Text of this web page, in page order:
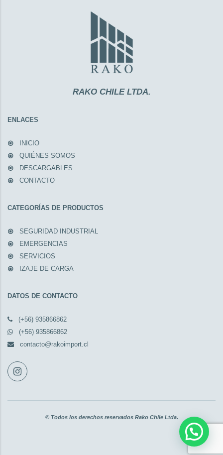
RAKO CHILE LTDA.
ENLACES
INICIO
QUIÉNES SOMOS
DESCARGABLES
CONTACTO
CATEGORÍAS DE PRODUCTOS
SEGURIDAD INDUSTRIAL
EMERGENCIAS
SERVICIOS
IZAJE DE CARGA
DATOS DE CONTACTO
(+56) 935866862
(+56) 935866862
contacto@rakoimport.cl
© Todos los derechos reservados Rako Chile Ltda.